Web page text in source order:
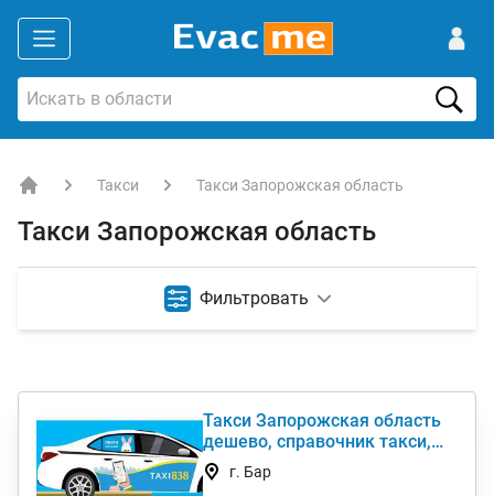
Такси Такси Запорожская область
Такси Запорожская область
Фильтровать
Такси Запорожская область
дешево, справочник такси,
междугороднее такси
г. Бар